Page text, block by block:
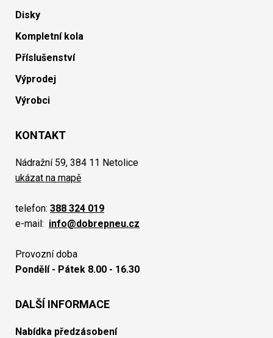
Disky
Kompletní kola
Příslušenství
Výprodej
Výrobci
KONTAKT
Nádražní 59, 384 11 Netolice
ukázat na mapě
telefon: 388 324 019
e-mail: info@dobrepneu.cz
Provozní doba
Pondělí - Pátek 8.00 - 16.30
DALŠÍ INFORMACE
Nabídka předzásobení